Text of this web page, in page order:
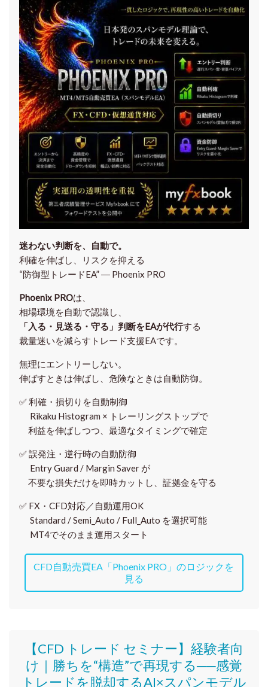
迷わない判断を、自動で。
利確を伸ばし、リスクを抑える
“防御型トレードEA” ― Phoenix PRO
Phoenix PROは、
相場環境を自動で認識し、
「入る・見送る・守る」判断をEAが代行する
裁量迷いを減らすトレード支援EAです。
無理にエントリーしない。
伸ばすときは伸ばし、危険なときは自動防御。
✅利確・損切りを自動制御
Rikaku Histogram × トレーリングストップで
利益を伸ばしつつ、最適なタイミングで確定
✅誤発注・逆行時の自動防御
Entry Guard / Margin Saver が
不要な損失だけを即時カットし、証拠金を守る
✅ FX・CFD対応／自動運用OK
Standard / Semi_Auto / Full_Auto を選択可能
MT4でそのまま運用スタート
CFD自動売買EA「Phoenix PRO」のロジックを
見る
【CFD トレード セミナー】 経験者向
け｜ 勝ちを“構造”で再現する──感覚
トレードを脱却するAI×スパンモデル